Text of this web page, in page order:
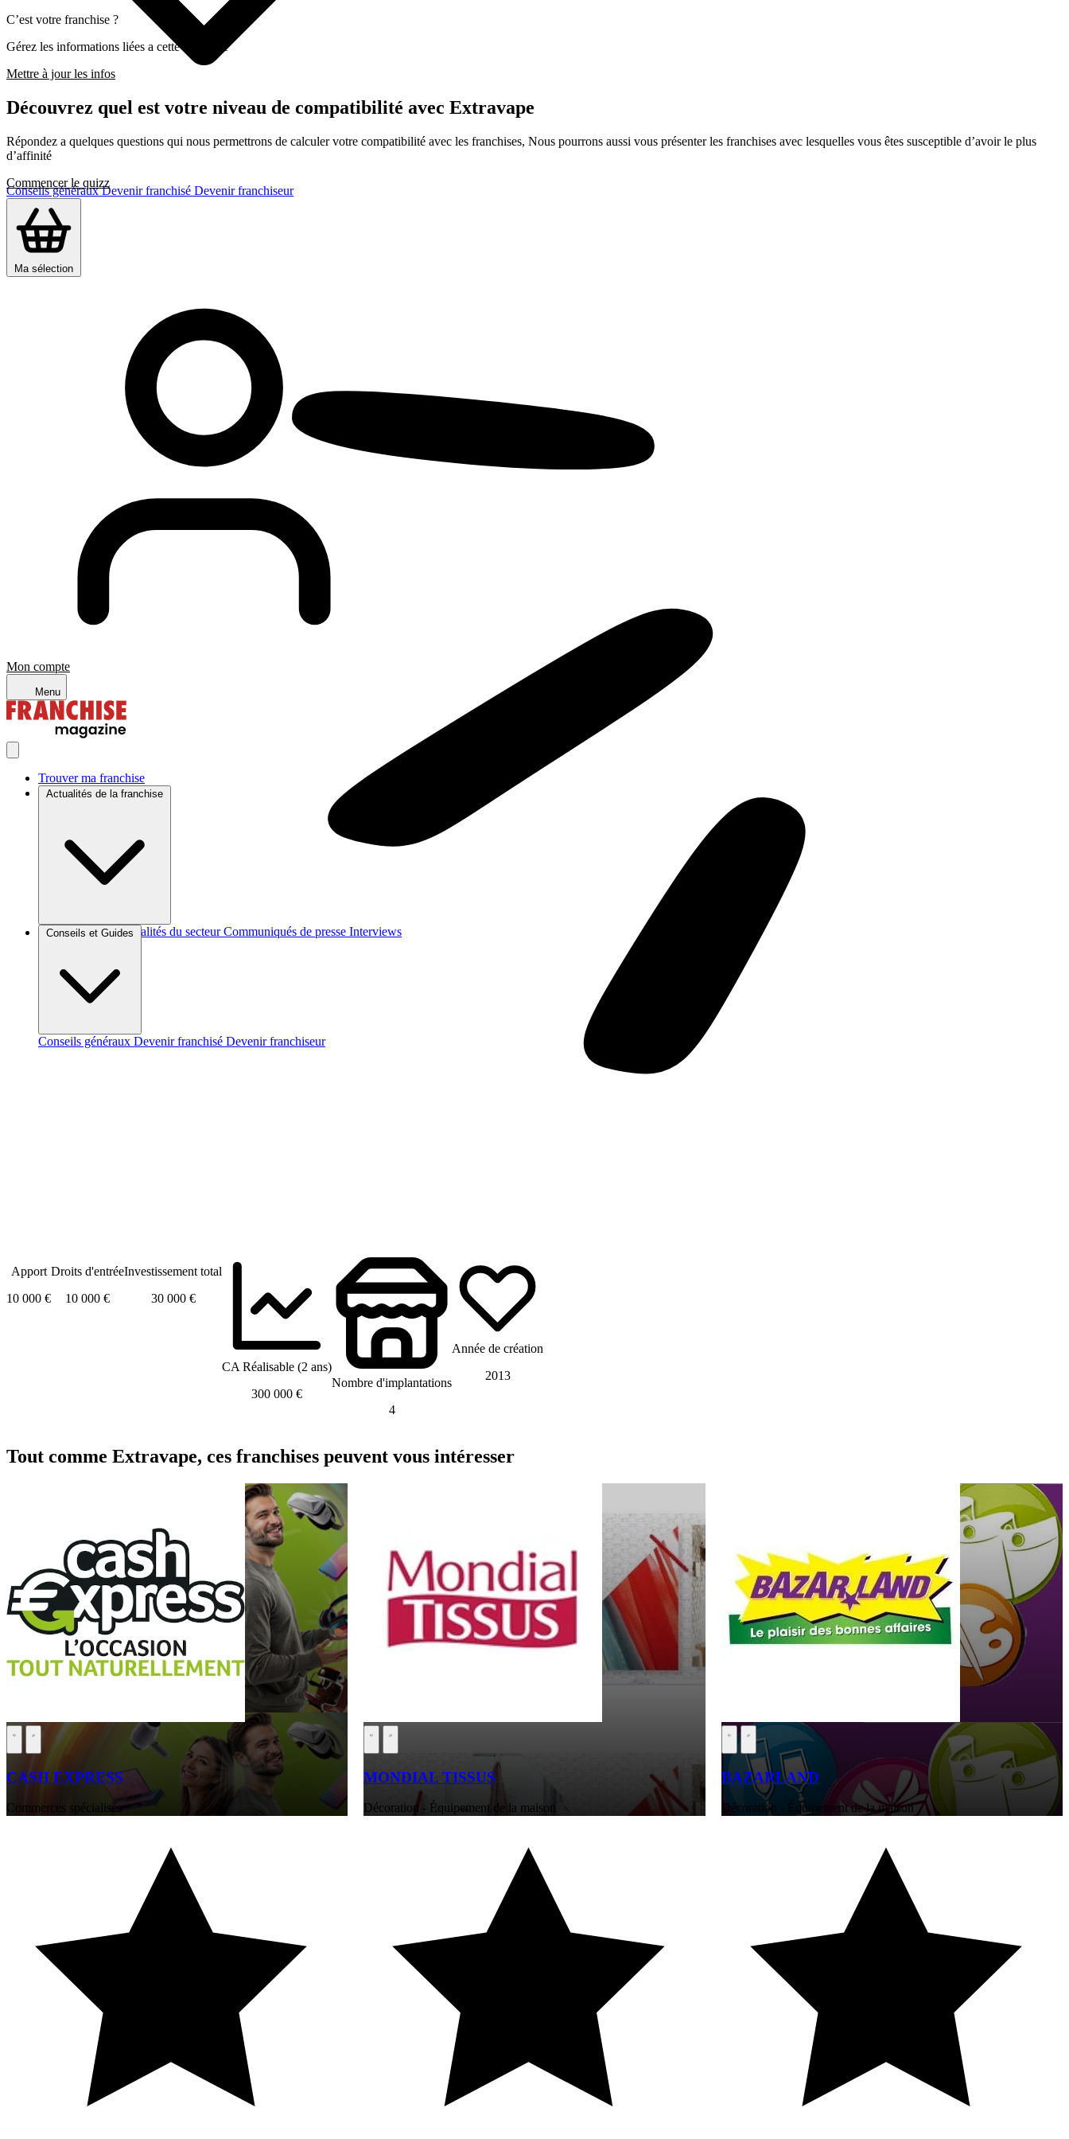
Conseils générauxDevenir franchisé Devenir franchiseur
Ma sélection
Mon compte
Menu
Trouver ma franchise
Actualités de la franchise
Brèves et actus Actualités du secteur Communiqués de presse Interviews
Conseils et Guides
Conseils généraux Devenir franchisé Devenir franchiseur
C’est votre franchise ?
Gérez les informations liées a cette franchise
Mettre à jour les infos
Découvrez quel est votre niveau de compatibilité avec Extravape
Répondez a quelques questions qui nous permettrons de calculer votre compatibilité avec les franchises, Nous pourrons aussi vous présenter les franchises avec lesquelles vous êtes susceptible d’avoir le plus
d’affinité
Commencer le quizz
Apport
10 000 €
Droits d'entrée
10 000 €
Investissement total
30 000 €
CA Réalisable (2 ans)
300 000 €
Nombre d'implantations
4
Année de création
2013
Tout comme Extravape, ces franchises peuvent vous intéresser
CASH EXPRESS
Commerces spécialisés
MONDIAL TISSUS
Décoration - Équipement de la maison
BAZARLAND
Décoration - Équipement de la maison